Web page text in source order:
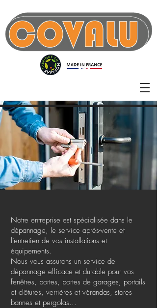
Notre entreprise est spécialisée dans le
dépannage, le service après-vente et
l’entretien de vos installations et
équipements.
Nous vous assurons un service de
dépannage efficace et durable pour vos
fenêtres, portes, portes de garages, portails
et clôtures, verrières et vérandas, stores
bannes et pergolas...